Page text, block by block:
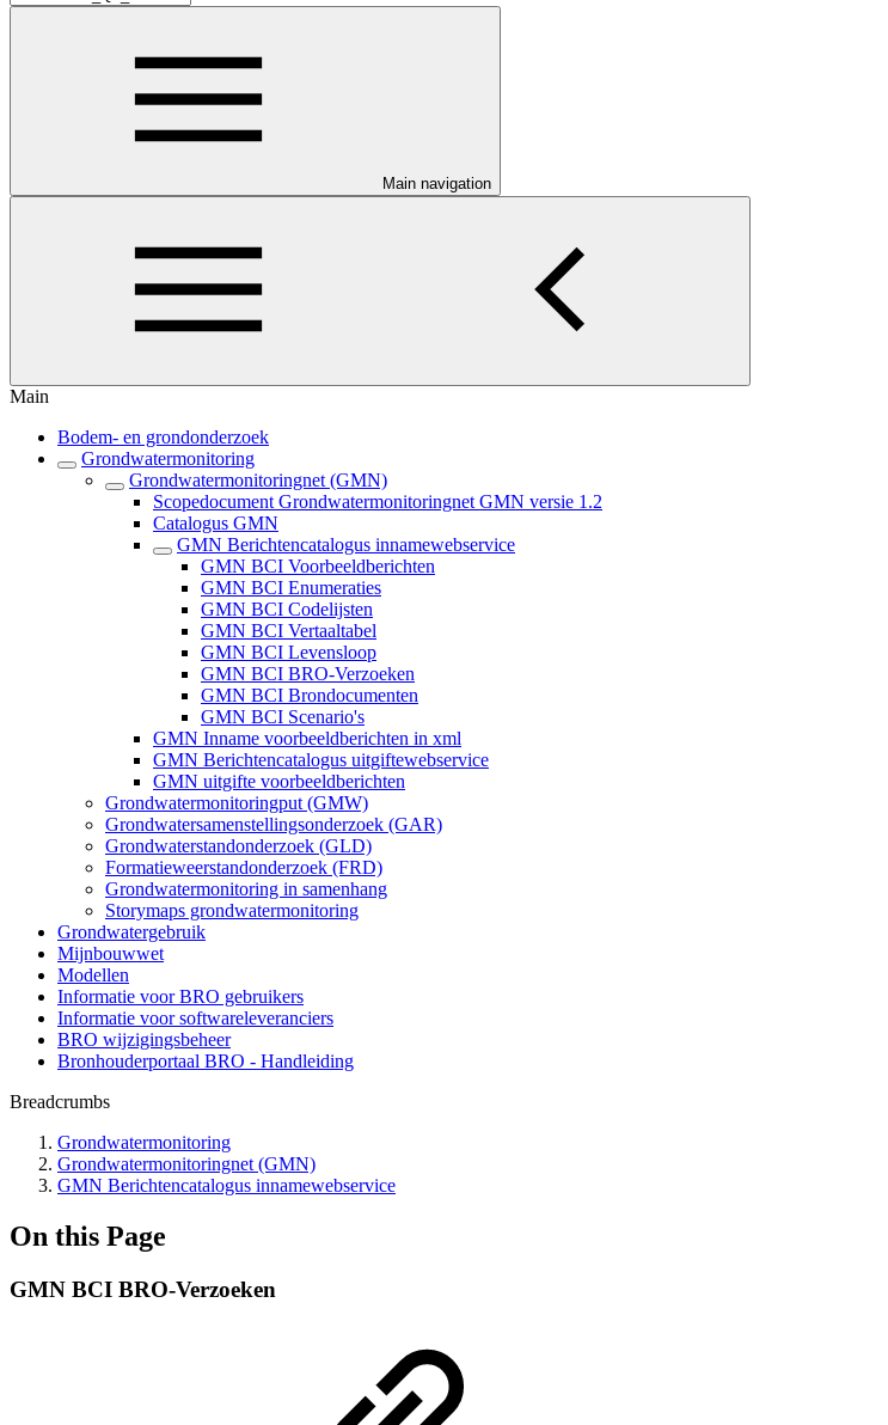
Main navigation
Main
Bodem- en grondonderzoek
Grondwatermonitoring
Grondwatermonitoringnet (GMN)
Scopedocument Grondwatermonitoringnet GMN versie 1.2
Catalogus GMN
GMN Berichtencatalogus innamewebservice
GMN BCI Voorbeeldberichten
GMN BCI Enumeraties
GMN BCI Codelijsten
GMN BCI Vertaaltabel
GMN BCI Levensloop
GMN BCI BRO-Verzoeken
GMN BCI Brondocumenten
GMN BCI Scenario's
GMN Inname voorbeeldberichten in xml
GMN Berichtencatalogus uitgiftewebservice
GMN uitgifte voorbeeldberichten
Grondwatermonitoringput (GMW)
Grondwatersamenstellingsonderzoek (GAR)
Grondwaterstandonderzoek (GLD)
Formatieweerstandonderzoek (FRD)
Grondwatermonitoring in samenhang
Storymaps grondwatermonitoring
Grondwatergebruik
Mijnbouwwet
Modellen
Informatie voor BRO gebruikers
Informatie voor softwareleveranciers
BRO wijzigingsbeheer
Bronhouderportaal BRO - Handleiding
Breadcrumbs
Grondwatermonitoring
Grondwatermonitoringnet (GMN)
GMN Berichtencatalogus innamewebservice
On this Page
GMN BCI BRO-Verzoeken